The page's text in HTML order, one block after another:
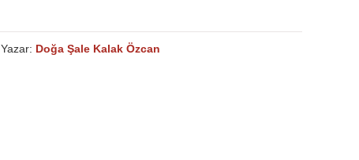
Yazar: Doğa Şale Kalak Özcan